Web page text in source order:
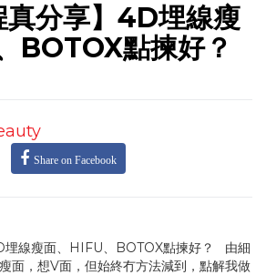
真分享】4D埋線瘦
BOTOX點揀好？
Share on Facebook
埋線瘦面、HIFU、BOTOX點揀好？ 由細
面，想V面，但始終冇方法減到，點解我做